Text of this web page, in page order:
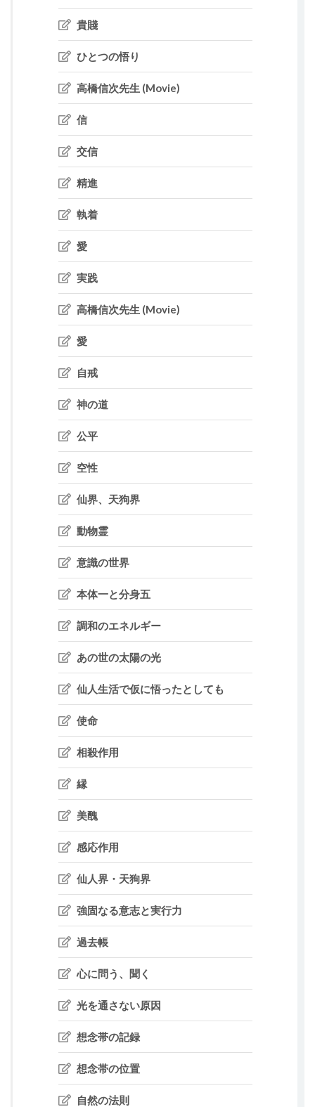
貴賤
ひとつの悟り
高橋信次先生 (Movie)
信
交信
精進
執着
愛
実践
高橋信次先生 (Movie)
愛
自戒
神の道
公平
空性
仙界、天狗界
動物霊
意識の世界
本体一と分身五
調和のエネルギー
あの世の太陽の光
仙人生活で仮に悟ったとしても
使命
相殺作用
縁
美醜
感応作用
仙人界・天狗界
強固なる意志と実行力
過去帳
心に問う、聞く
光を通さない原因
想念帯の記録
想念帯の位置
自然の法則